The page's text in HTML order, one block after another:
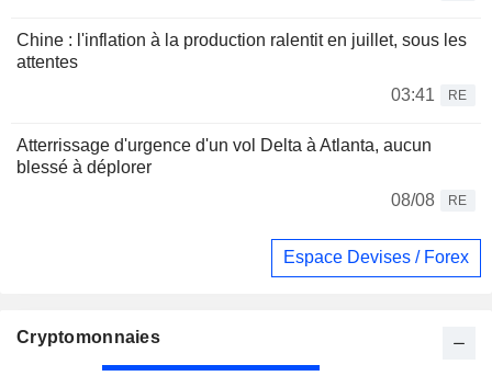
Chine : l'inflation à la production ralentit en juillet, sous les
attentes
03:41
RE
Atterrissage d'urgence d'un vol Delta à Atlanta, aucun
blessé à déplorer
08/08
RE
Espace Devises / Forex
Cryptomonnaies